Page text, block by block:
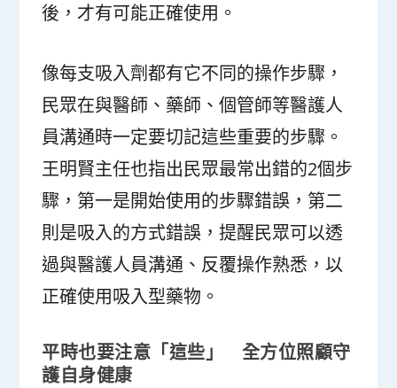
後，才有可能正確使用。
像每支吸入劑都有它不同的操作步驟，
民眾在與醫師、藥師、個管師等醫護人
員溝通時一定要切記這些重要的步驟。
王明賢主任也指出民眾最常出錯的2個步
驟，第一是開始使用的步驟錯誤，第二
則是吸入的方式錯誤，提醒民眾可以透
過與醫護人員溝通、反覆操作熟悉，以
正確使用吸入型藥物。
平時也要注意「這些」 全方位照顧守
護自身健康